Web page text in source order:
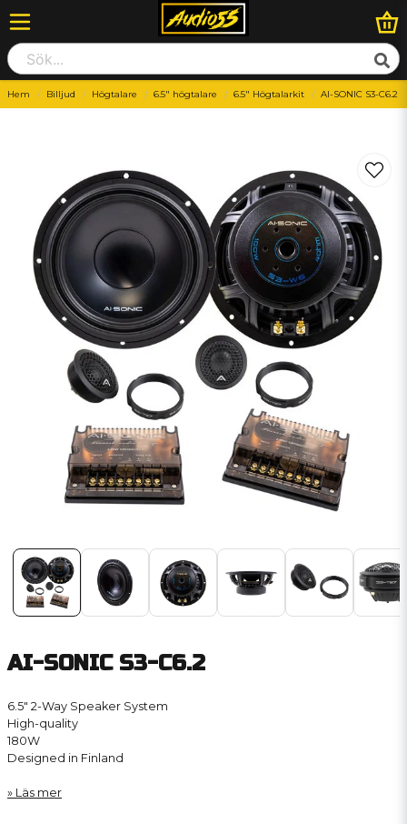
Hem Billjud Högtalare 6.5" högtalare 6.5" Högtalarkit AI-SONIC S3-C6.2
AI-SONIC S3-C6.2
6.5″ 2-Way Speaker System
High-quality
180W
Designed in Finland
Läs mer